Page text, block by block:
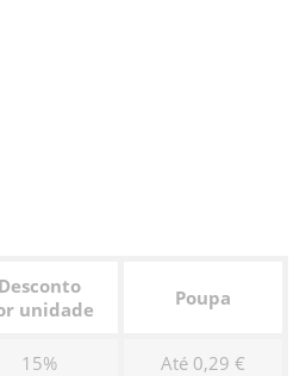
Desconto
unidade
Poupa
15% Até 0,29 €